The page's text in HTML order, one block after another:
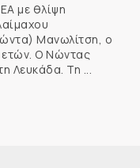
με θλίψη
Μανωλίτση, ο
ετών. Ο Νώντας
Λευκάδα. Τη ...